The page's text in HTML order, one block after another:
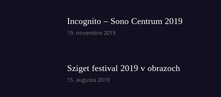
Incognito – Sono Centrum 2019
19. novembra 2019
Sziget festival 2019 v obrazoch
15. augusta 2019